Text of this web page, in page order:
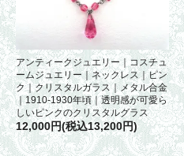
アンティークジュエリー｜コスチュ
ームジュエリー｜ネックレス｜ピン
ク｜クリスタルガラス｜メタル合金
｜1910-1930年頃｜透明感が可愛ら
しいピンクのクリスタルグラス
12,000円(税込13,200円)